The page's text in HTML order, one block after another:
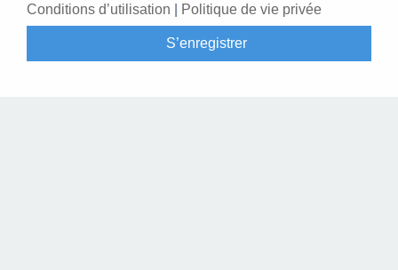
Conditions d’utilisation Politique de vie privée
S’enregistrer